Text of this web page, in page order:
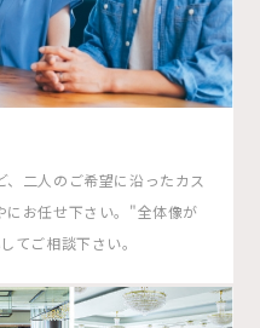
二人のご希望に沿ったカス
にお任せ下さい。"全体像が
てご相談下さい。